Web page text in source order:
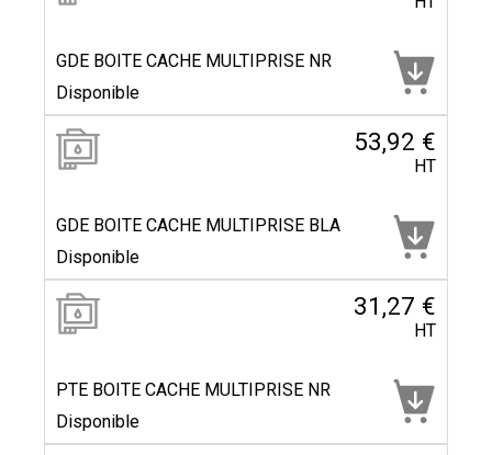
GDE BOITE CACHE MULTIPRISE NR
Disponible
53,92 €
HT
GDE BOITE CACHE MULTIPRISE BLA
Disponible
31,27 €
HT
PTE BOITE CACHE MULTIPRISE NR
Disponible